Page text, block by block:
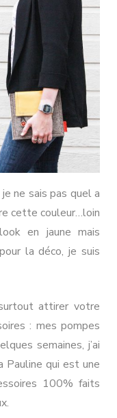
ne sais pas quel a
cette couleur…loin
en jaune mais
la déco, je suis
attirer votre
: mes pompes
semaines, j’ai
Pauline qui est une
100% faits